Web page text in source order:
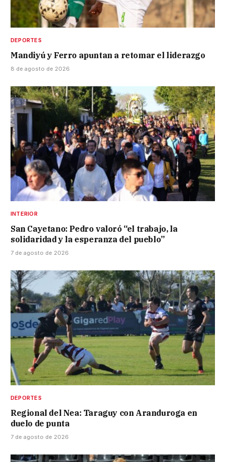
DEPORTES
Mandiyú y Ferro apuntan a retomar el liderazgo
8 de agosto de 2026
INTERIOR
San Cayetano: Pedro valoró “el trabajo, la
solidaridad y la esperanza del pueblo”
7 de agosto de 2026
DEPORTES
Regional del Nea: Taraguy con Aranduroga en
duelo de punta
7 de agosto de 2026